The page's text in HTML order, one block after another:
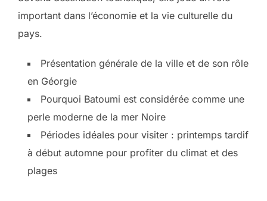
important dans l’économie et la vie culturelle du
pays.
Présentation générale de la ville et de son rôle
en Géorgie
Pourquoi Batoumi est considérée comme une
perle moderne de la mer Noire
Périodes idéales pour visiter : printemps tardif
à début automne pour profiter du climat et des
plages